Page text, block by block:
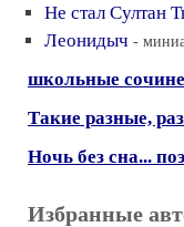
Не стал Султан
Леонидыч -
школьные
Такие разные,
Ночь без сна...
Избранные